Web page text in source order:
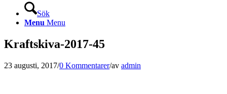
Sök
Menu Menu
Kraftskiva-2017-45
23 augusti, 2017/0 Kommentarer/av admin